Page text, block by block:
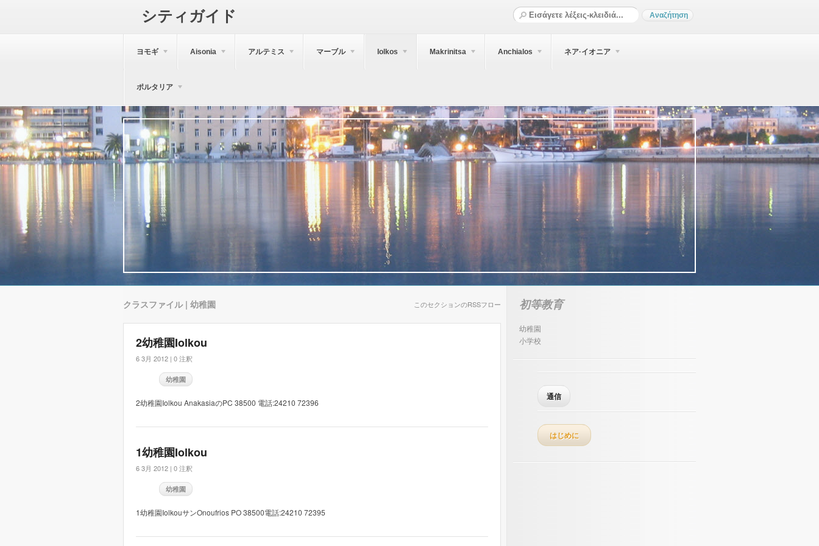
シティガイド
ヨモギ Aisonia アルテミス マーブル Iolkos Makrinitsa Anchialos ネア·イオニア
ポルタリア
クラスファイル | 幼稚園 このセクションのRSSフロー
2幼稚園Iolkou
6 3月 2012 | 0 注釈
幼稚園
2幼稚園Iolkou AnakasiaのPC 38500 電話:24210 72396
1幼稚園Iolkou
6 3月 2012 | 0 注釈
幼稚園
1幼稚園IolkouサンOnoufrios P​​O 38500電話:24210 72395
初等教育
幼稚園
小学校
通信
はじめに